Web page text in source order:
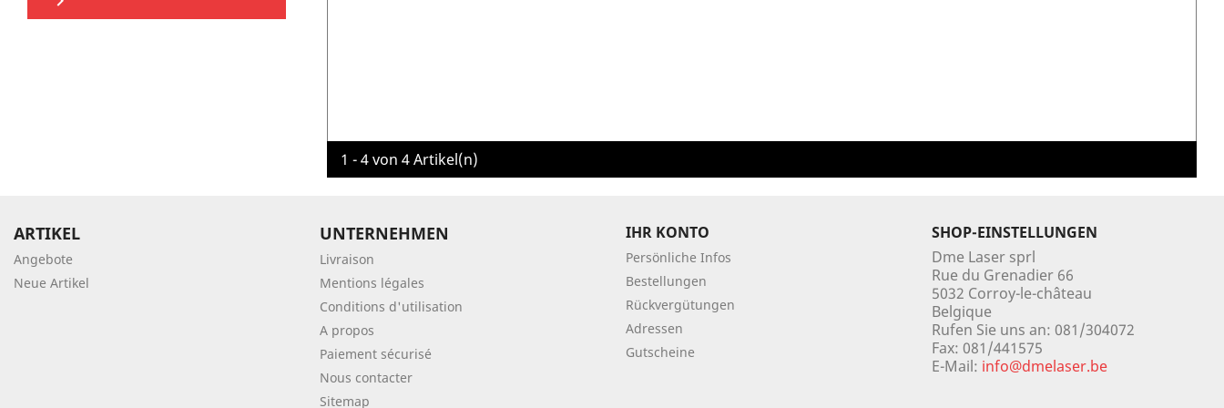
1 - 4 von 4 Artikel(n)
ARTIKEL
Angebote
Neue Artikel
UNTERNEHMEN
Livraison
Mentions légales
Conditions d'utilisation
A propos
Paiement sécurisé
Nous contacter
Sitemap
IHR KONTO
Persönliche Infos
Bestellungen
Rückvergütungen
Adressen
Gutscheine
SHOP-EINSTELLUNGEN
Dme Laser sprl
Rue du Grenadier 66
5032 Corroy-le-château
Belgique
Rufen Sie uns an: 081/304072
Fax: 081/441575
E-Mail: info@dmelaser.be